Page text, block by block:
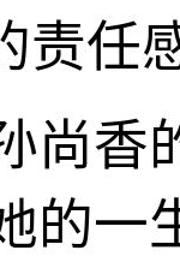
责任
尚香
的一